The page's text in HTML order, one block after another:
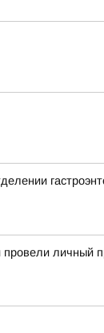
личный